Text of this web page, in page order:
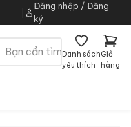
Đăng nhập / Đăng
ký
Danh sách
yêu thích
Giỏ
hàng